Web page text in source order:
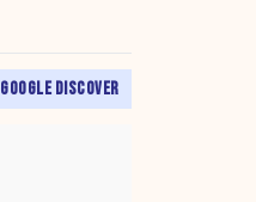
GOOGLE DISCOVER